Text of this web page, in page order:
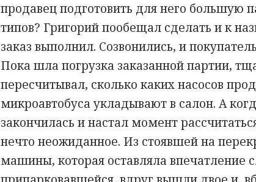
продавец подготовить для него большую
типов? Григорий пообещал сделать и к
заказ выполнил. Созвонились, и
Пока шла погрузка заказанной партии,
пересчитывал, сколько каких насосов
микроавтобуса укладывают в салон. А
закончилась и настал момент
нечто неожиданное. Из стоявшей на
машины, которая оставляла впечатление